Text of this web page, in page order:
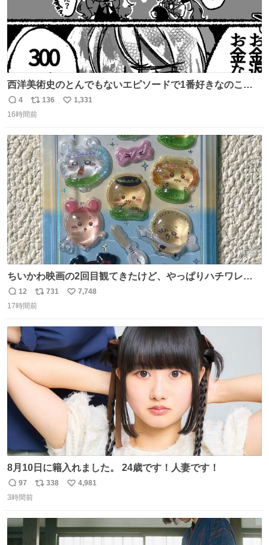
西洋美術史のとんでもないエピソードで1番好きなのこれ
モネのエピソード大体面白い #絵がみの美術史創作
返
信
4
リ
ポ
ト
数
136
い
数
1,331
16時間前
ちいかわ映画の2回目観てきたけど、やっぱりハチワレの
「ハモりすごいよッ…」に対するちいかわの「エ゛ッ!?(い
まそんな場合じゃねぇだろお前よぉ)」が面白すぎる。
返
信
12
リ
ポ
ト
数
731
い
7,748
17時間前
8月10日に籍入れました。 24歳です！人妻です！
返
信
97
リ
ト
数
338
い
数
4,981
3時間前